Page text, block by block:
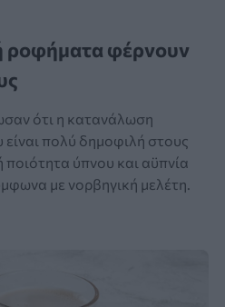
ροφήματα φέρνουν
ότι η κατανάλωση
πολύ δημοφιλή στους
ποιότητα ύπνου και αϋπνία
με νορβηγική μελέτη.